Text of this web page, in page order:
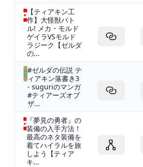
【ティアキン工
作】大怪獣バト
ル! メカ・モルド
ゲイラVSモルド
ラジーク【ゼルダ
の...
#ゼルダの伝説 テ
ィアキン落書き3
- suguriのマンガ
#ティアーズオブ
ザ...
『夢見の勇者』の
装備の入手方法！
最高のネタ装備を
着てハイラルを旅
しよう【ティア
キ...